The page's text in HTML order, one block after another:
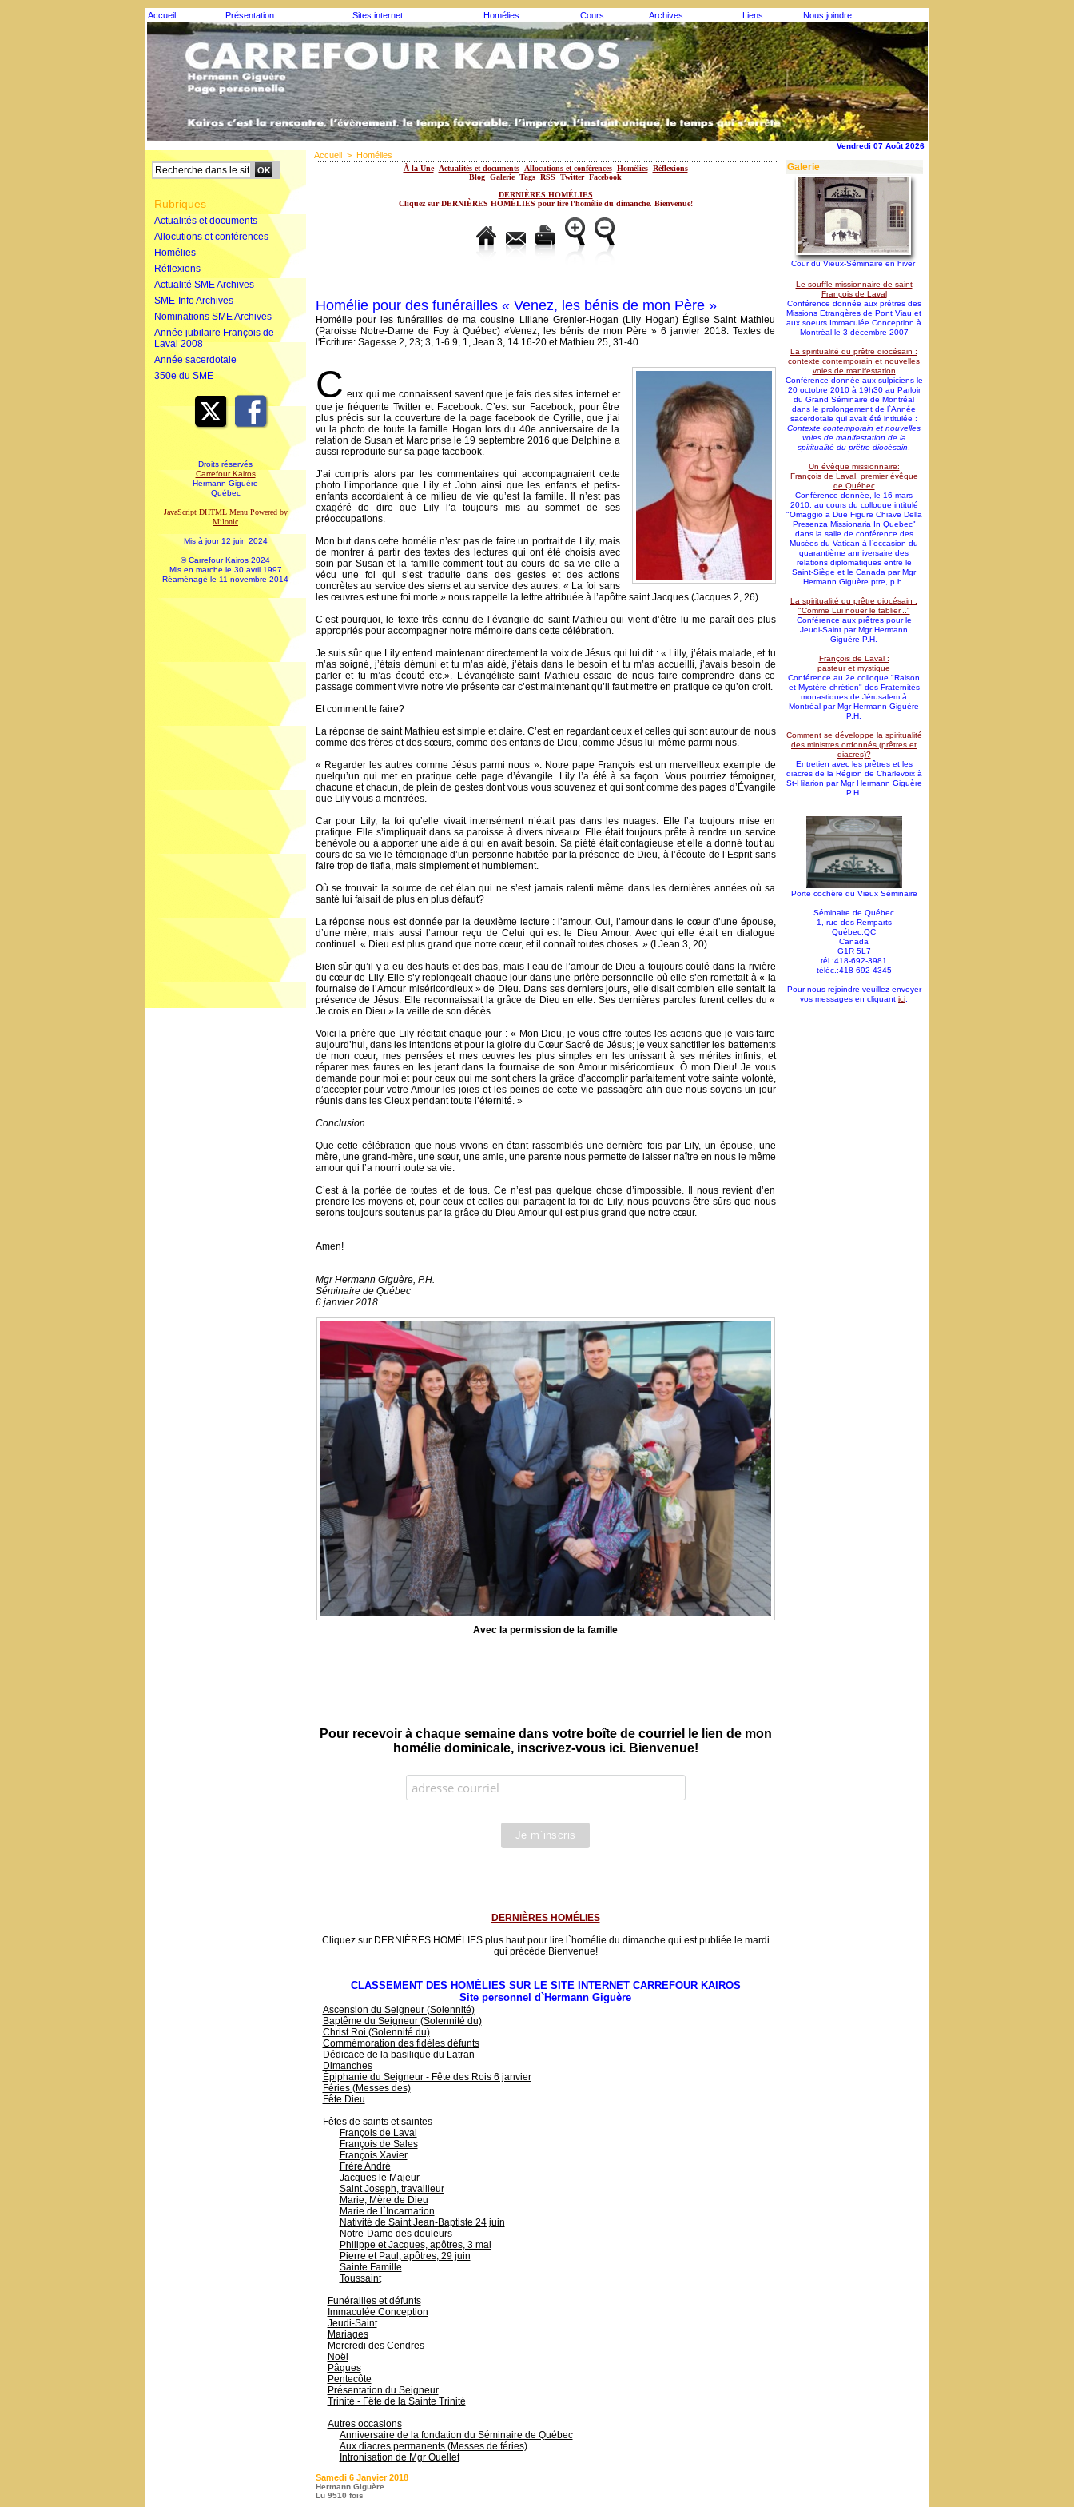
Accueil Présentation Sites internet Homélies Cours Archives Liens Nous joindre
Vendredi 07 Août 2026
Rubriques
Actualités et documents
Allocutions et conférences
Homélies
Réflexions
Actualité SME Archives
SME-Info Archives
Nominations SME Archives
Année jubilaire François de
Laval 2008
Année sacerdotale
350e du SME
Droits réservés
Carrefour Kairos
Hermann Giguère
Québec
JavaScript DHTML Menu Powered by
Milonic
Mis à jour 12 juin 2024
© Carrefour Kairos 2024
Mis en marche le 30 avril 1997
Réaménagé le 11 novembre 2014
Accueil > Homélies
À la Une Actualités et documents Allocutions et conférences Homélies Réflexions
Blog Galerie Tags RSS Twitter Facebook
DERNIÈRES HOMÉLIES
Cliquez sur DERNIÈRES HOMÉLIES pour lire l'homélie du dimanche. Bienvenue!
Homélie pour des funérailles « Venez, les bénis de mon Père »
Homélie pour les funérailles de ma cousine Liliane Grenier-Hogan (Lily Hogan) Église Saint Mathieu
(Paroisse Notre-Dame de Foy à Québec) «Venez, les bénis de mon Père » 6 janvier 2018. Textes de
l'Écriture: Sagesse 2, 23; 3, 1-6.9, 1, Jean 3, 14.16-20 et Mathieu 25, 31-40.
C eux qui me connaissent savent que je fais des sites internet et
que je fréquente Twitter et Facebook. C’est sur Facebook, pour être
plus précis sur la couverture de la page facebook de Cyrille, que j’ai
vu la photo de toute la famille Hogan lors du 40e anniversaire de la
relation de Susan et Marc prise le 19 septembre 2016 que Delphine a
aussi reproduite sur sa page facebook.
J’ai compris alors par les commentaires qui accompagnaient cette
photo l’importance que Lily et John ainsi que les enfants et petits-
enfants accordaient à ce milieu de vie qu’est la famille. Il n’est pas
exagéré de dire que Lily l’a toujours mis au sommet de ses
préoccupations.
Mon but dans cette homélie n’est pas de faire un portrait de Lily, mais
de montrer à partir des textes des lectures qui ont été choisis avec
soin par Susan et la famille comment tout au cours de sa vie elle a
vécu une foi qui s’est traduite dans des gestes et des actions
concrètes au service des siens et au service des autres. « La foi sans
les œuvres est une foi morte » nous rappelle la lettre attribuée à l’apôtre saint Jacques (Jacques 2, 26).
C’est pourquoi, le texte très connu de l’évangile de saint Mathieu qui vient d’être lu me paraît des plus
appropriés pour accompagner notre mémoire dans cette célébration.
Je suis sûr que Lily entend maintenant directement la voix de Jésus qui lui dit : « Lilly, j’étais malade, et tu
m’as soigné, j’étais démuni et tu m’as aidé, j’étais dans le besoin et tu m’as accueilli, j’avais besoin de
parler et tu m’as écouté etc.». L’évangéliste saint Mathieu essaie de nous faire comprendre dans ce
passage comment vivre notre vie présente car c’est maintenant qu’il faut mettre en pratique ce qu’on croit.
Et comment le faire?
La réponse de saint Mathieu est simple et claire. C’est en regardant ceux et celles qui sont autour de nous
comme des frères et des sœurs, comme des enfants de Dieu, comme Jésus lui-même parmi nous.
« Regarder les autres comme Jésus parmi nous ». Notre pape François est un merveilleux exemple de
quelqu’un qui met en pratique cette page d’évangile. Lily l’a été à sa façon. Vous pourriez témoigner,
chacune et chacun, de plein de gestes dont vous vous souvenez et qui sont comme des pages d’Évangile
que Lily vous a montrées.
Car pour Lily, la foi qu’elle vivait intensément n’était pas dans les nuages. Elle l’a toujours mise en
pratique. Elle s’impliquait dans sa paroisse à divers niveaux. Elle était toujours prête à rendre un service
bénévole ou à apporter une aide à qui en avait besoin. Sa piété était contagieuse et elle a donné tout au
cours de sa vie le témoignage d’un personne habitée par la présence de Dieu, à l’écoute de l’Esprit sans
faire trop de flafla, mais simplement et humblement.
Où se trouvait la source de cet élan qui ne s’est jamais ralenti même dans les dernières années où sa
santé lui faisait de plus en plus défaut?
La réponse nous est donnée par la deuxième lecture : l’amour. Oui, l’amour dans le cœur d’une épouse,
d’une mère, mais aussi l’amour reçu de Celui qui est le Dieu Amour. Avec qui elle était en dialogue
continuel. « Dieu est plus grand que notre cœur, et il connaît toutes choses. » (I Jean 3, 20).
Bien sûr qu’il y a eu des hauts et des bas, mais l’eau de l’amour de Dieu a toujours coulé dans la rivière
du cœur de Lily. Elle s’y replongeait chaque jour dans une prière personnelle où elle s’en remettait à « la
fournaise de l’Amour miséricordieux » de Dieu. Dans ses derniers jours, elle disait combien elle sentait la
présence de Jésus. Elle reconnaissait la grâce de Dieu en elle. Ses dernières paroles furent celles du «
Je crois en Dieu » la veille de son décès
Voici la prière que Lily récitait chaque jour : « Mon Dieu, je vous offre toutes les actions que je vais faire
aujourd’hui, dans les intentions et pour la gloire du Cœur Sacré de Jésus; je veux sanctifier les battements
de mon cœur, mes pensées et mes œuvres les plus simples en les unissant à ses mérites infinis, et
réparer mes fautes en les jetant dans la fournaise de son Amour miséricordieux. Ô mon Dieu! Je vous
demande pour moi et pour ceux qui me sont chers la grâce d’accomplir parfaitement votre sainte volonté,
d’accepter pour votre Amour les joies et les peines de cette vie passagère afin que nous soyons un jour
réunis dans les Cieux pendant toute l’éternité. »
Conclusion
Que cette célébration que nous vivons en étant rassemblés une dernière fois par Lily, un épouse, une
mère, une grand-mère, une sœur, une amie, une parente nous permette de laisser naître en nous le même
amour qui l’a nourri toute sa vie.
C’est à la portée de toutes et de tous. Ce n’est pas quelque chose d’impossible. Il nous revient d’en
prendre les moyens et, pour ceux et celles qui partagent la foi de Lily, nous pouvons être sûrs que nous
serons toujours soutenus par la grâce du Dieu Amour qui est plus grand que notre cœur.
Amen!
Mgr Hermann Giguère, P.H.
Séminaire de Québec
6 janvier 2018
Avec la permission de la famille
Pour recevoir à chaque semaine dans votre boîte de courriel le lien de mon
homélie dominicale, inscrivez-vous ici. Bienvenue!
DERNIÈRES HOMÉLIES
Cliquez sur DERNIÈRES HOMÉLIES plus haut pour lire l`homélie du dimanche qui est publiée le mardi
qui précède Bienvenue!
CLASSEMENT DES HOMÉLIES SUR LE SITE INTERNET CARREFOUR KAIROS
Site personnel d`Hermann Giguère
Ascension du Seigneur (Solennité)
Baptême du Seigneur (Solennité du)
Christ Roi (Solennité du)
Commémoration des fidèles défunts
Dédicace de la basilique du Latran
Dimanches
Épiphanie du Seigneur - Fête des Rois 6 janvier
Féries (Messes des)
Fête Dieu
Fêtes de saints et saintes
François de Laval
François de Sales
François Xavier
Frère André
Jacques le Majeur
Saint Joseph, travailleur
Marie, Mère de Dieu
Marie de l`Incarnation
Nativité de Saint Jean-Baptiste 24 juin
Notre-Dame des douleurs
Philippe et Jacques, apôtres, 3 mai
Pierre et Paul, apôtres, 29 juin
Sainte Famille
Toussaint
Funérailles et défunts
Immaculée Conception
Jeudi-Saint
Mariages
Mercredi des Cendres
Noël
Pâques
Pentecôte
Présentation du Seigneur
Trinité - Fête de la Sainte Trinité
Autres occasions
Anniversaire de la fondation du Séminaire de Québec
Aux diacres permanents (Messes de féries)
Intronisation de Mgr Ouellet
Samedi 6 Janvier 2018
Hermann Giguère
Lu 9510 fois
Galerie
Cour du Vieux-Séminaire en hiver
Le souffle missionnaire de saint
François de Laval
Conférence donnée aux prêtres des
Missions Etrangères de Pont Viau et
aux soeurs Immaculée Conception à
Montréal le 3 décembre 2007
La spiritualité du prêtre diocésain :
contexte contemporain et nouvelles
voies de manifestation
Conférence donnée aux sulpiciens le
20 octobre 2010 à 19h30 au Parloir
du Grand Séminaire de Montréal
dans le prolongement de l`Année
sacerdotale qui avait été intitulée :
Contexte contemporain et nouvelles
voies de manifestation de la
spiritualité du prêtre diocésain
Un évêque missionnaire:
François de Laval, premier évêque
de Québec
Conférence donnée, le 16 mars
2010, au cours du colloque intitulé
"Omaggio a Due Figure Chiave Della
Presenza Missionaria In Quebec"
dans la salle de conférence des
Musées du Vatican à l`occasion du
quarantième anniversaire des
relations diplomatiques entre le
Saint-Siège et le Canada par Mgr
Hermann Giguère ptre, p.h.
La spiritualité du prêtre diocésain :
"Comme Lui nouer le tablier..."
Conférence aux prêtres pour le
Jeudi-Saint par Mgr Hermann
Giguère P.H.
François de Laval :
pasteur et mystique
Conférence au 2e colloque "Raison
et Mystère chrétien" des Fraternités
monastiques de Jérusalem à
Montréal par Mgr Hermann Giguère
P.H.
Comment se développe la spiritualité
des ministres ordonnés (prêtres et
diacres)?
Entretien avec les prêtres et les
diacres de la Région de Charlevoix à
St-Hilarion par Mgr Hermann Giguère
P.H.
Porte cochère du Vieux Séminaire
Séminaire de Québec
1, rue des Remparts
Québec,QC
Canada
G1R 5L7
tél.:418-692-3981
téléc.:418-692-4345
Pour nous rejoindre veuillez envoyer
vos messages en cliquant ici